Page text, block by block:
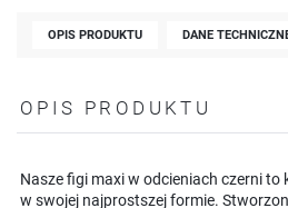
OPIS PRODUKTU DANE
OPIS PRODUKTU
Nasze figi maxi w odcieniach czerni to
w swojej najprostszej formie.